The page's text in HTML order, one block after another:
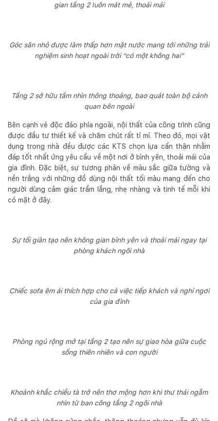
gian tầng 2 luôn mát mẻ, thoải mái
Góc sân nhỏ được làm thấp hơn mặt nước mang tới những trải
nghiệm sinh hoạt ngoài trời “có một không hai”
Tầng 2 sở hữu tầm nhìn thông thoáng, bao quát toàn bộ cảnh
quan bên ngoài
Bên cạnh vẻ độc đáo phía ngoài, nội thất của công trình cũng
được đầu tư thiết kế và chăm chút rất tỉ mỉ. Theo đó, mọi vật
dụng trong nhà đều được các KTS chọn lựa cẩn thận nhằm
đáp tốt nhất ứng yêu cầu về một nơi ở bình yên, thoải mái của
gia đình. Đặc biệt, sự tương phản về màu sắc giữa tường và
nền trắng với những đồ dùng nội thất tối màu mang đến cho
người dùng cảm giác trầm lắng, nhẹ nhàng và tinh tế mỗi khi
có mặt ở đây.
Sự tối giản tạo nên không gian bình yên và thoải mái ngay tại
phòng khách ngôi nhà
Chiếc sofa êm ái thích hợp cho cả việc tiếp khách và nghỉ ngơi
của gia đình
Phòng ngủ rộng mở tại tầng 2 tạo nên sự giao hòa giữa cuộc
sống thiên nhiên và con người
Khoảnh khắc chiều tà trở nên thơ mộng hơn khi thư thái ngắm
nhìn từ ban công tầng 2 ngôi nhà